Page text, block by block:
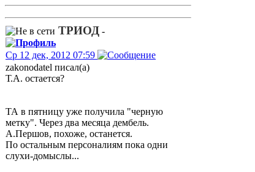
ТРИОД -
Ср 12 дек, 2012 07:59
zakonodatel писал(а)
Т.А. остается?
ТА в пятницу уже получила "черную
метку". Через два месяца дембель.
А.Першов, похоже, останется.
По остальным персоналиям пока одни
слухи-домыслы...